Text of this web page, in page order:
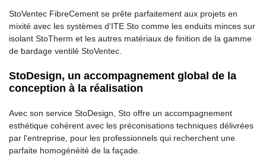
StoVentec FibreCement se prête parfaitement aux projets en
mixité avec les systèmes d'ITE Sto comme les enduits minces sur
isolant StoTherm et les autres matériaux de finition de la gamme
de bardage ventilé StoVentec.
StoDesign, un accompagnement global de la
conception à la réalisation
Avec son service StoDesign, Sto offre un accompagnement
esthétique cohérent avec les préconisations techniques délivrées
par l'entreprise, pour les professionnels qui recherchent une
parfaite homogénéité de la façade.